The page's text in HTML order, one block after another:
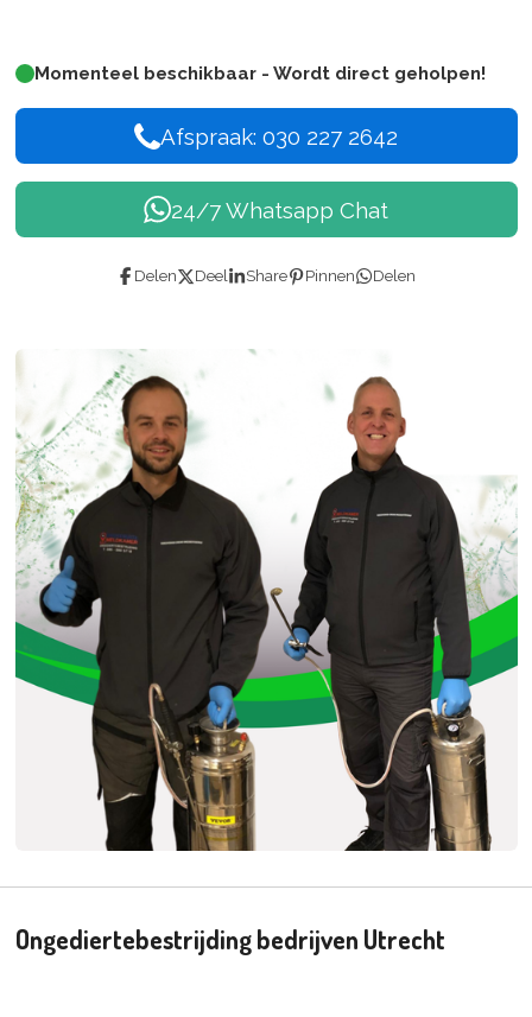
Momenteel beschikbaar - Wordt direct geholpen!
Afspraak: 030 227 2642
24/7 Whatsapp Chat
Delen Deel Share Pinnen Delen
Ongediertebestrijding bedrijven Utrecht